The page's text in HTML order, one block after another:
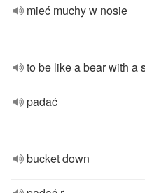
mieć muchy w nosie
to be like a bear with a
padać
bucket down